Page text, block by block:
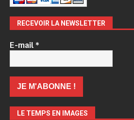
RECEVOIR LA NEWSLETTER
E-mail*
LE TEMPS EN IMAGES